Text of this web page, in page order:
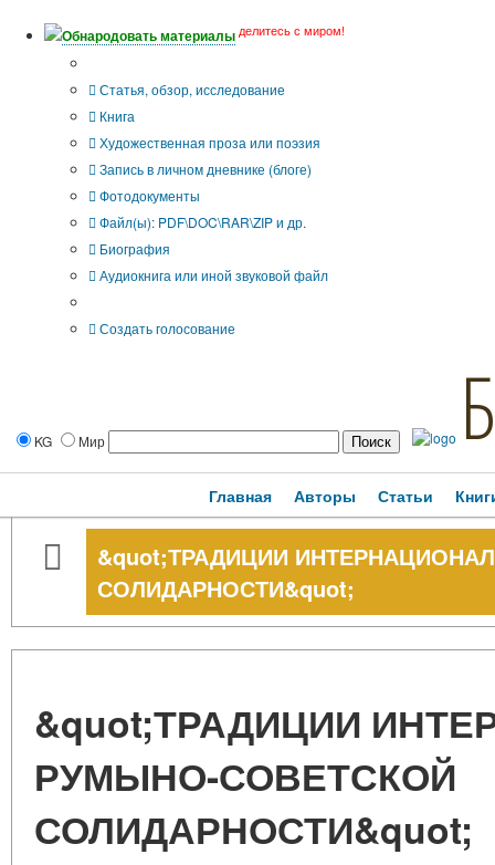
Обнародовать материалы делитесь с миром!
Статья, обзор, исследование
Книга
Художественная проза или поэзия
Запись в личном дневнике (блоге)
Фотодокументы
Файл(ы): PDF\DOC\RAR\ZIP и др.
Биография
Аудиокнига или иной звуковой файл
Создать голосование
KG Мир
Главная Авторы Статьи
&quot;ТРАДИЦИИ
СОЛИДАРНОСТИ&quot;
&quot;ТРАДИЦИИ
РУМЫНО-СОВЕТСКОЙ
СОЛИДАРНОСТИ&quot;